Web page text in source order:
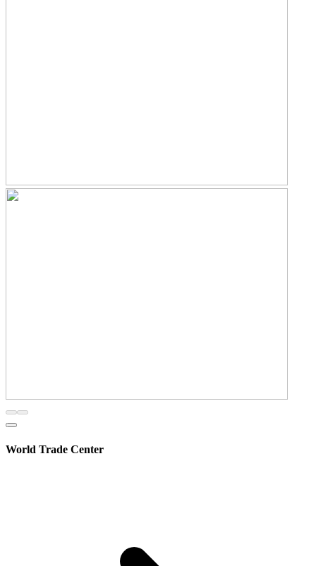
World Trade Center